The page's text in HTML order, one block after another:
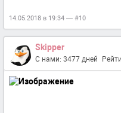
14.05.2018 в 19:34 — #10
Skipper
С нами: 3477 дней